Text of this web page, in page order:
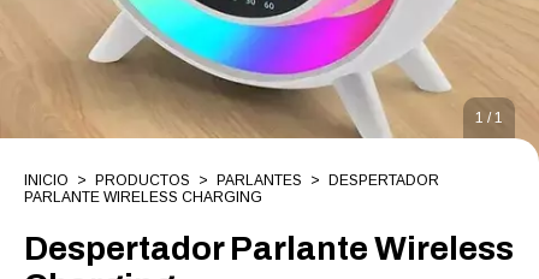
1 /1
INICIO > PRODUCTOS > PARLANTES >
DESPERTADOR
PARLANTE WIRELESS CHARGING
Despertador Parlante Wireless